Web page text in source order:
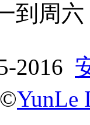
到周六
2016
YunLe